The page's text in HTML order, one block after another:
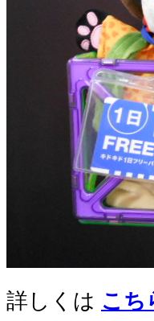
詳しくは こち